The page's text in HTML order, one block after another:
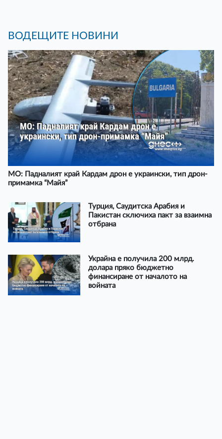
ВОДЕЩИТЕ НОВИНИ
МО: Падналият край Кардам дрон е украински, тип дрон-
примамка “Майя”
Турция, Саудитска Арабия и
Пакистан сключиха пакт за взаимна
отбрана
Украйна е получила 200 млрд.
долара пряко бюджетно
финансиране от началото на
войната